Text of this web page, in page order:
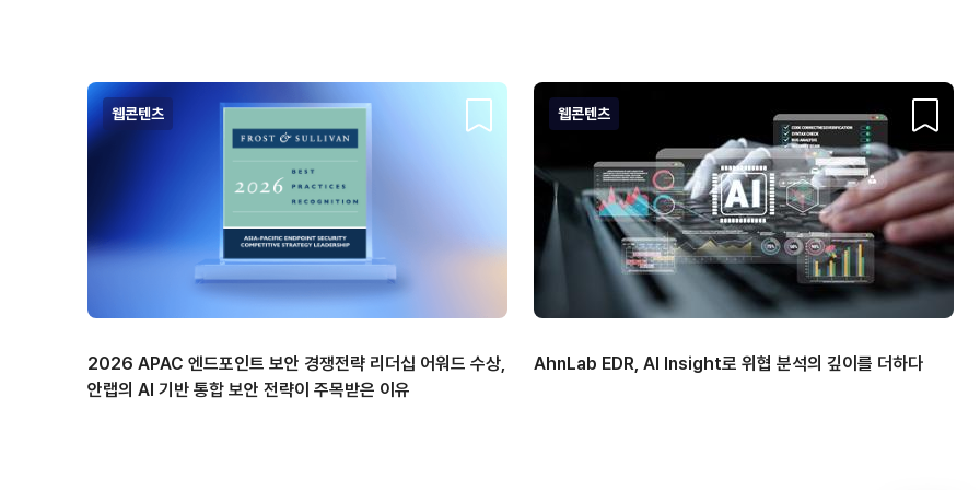
웹콘텐츠
2026 APAC 엔드포인트 보안 경쟁전략 리더십 어워드 수상,
안랩의 AI 기반 통합 보안 전략이 주목받은 이유
웹콘텐츠
AhnLab EDR, AI Insight로 위협 분석의 깊이를 더하다